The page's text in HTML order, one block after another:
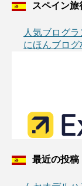
スペイン
人気ブログ
にほんブロ
最近の投稿